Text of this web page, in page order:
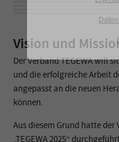
Vision und
Der Verband TEGEWA will
und die erfolgreiche Arbeit
angepasst an die neuen
können.
Aus diesem Grund hatte
„TEGEWA 2025“